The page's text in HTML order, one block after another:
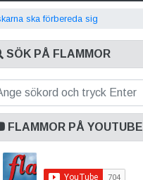
ska förbereda sig
SÖK PÅ FLAMMOR
FLAMMOR PÅ YOUTUBE